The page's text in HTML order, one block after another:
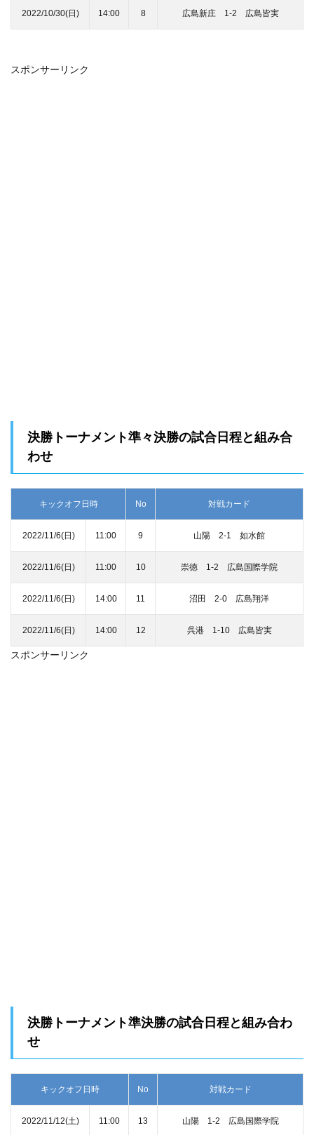
2022/10/30(日) 14:00 8 広島新庄 1-2 広島皆実
スポンサーリンク
決勝トーナメント準々決勝の試合日程と組み合
わせ
キックオフ日時 No 対戦カード
2022/11/6(日) 11:00 9 山陽 2-1 如水館
2022/11/6(日) 11:00 10 崇徳 1-2 広島国際学院
2022/11/6(日) 14:00 11 沼田 2-0 広島翔洋
2022/11/6(日) 14:00 12 呉港 1-10 広島皆実
スポンサーリンク
決勝トーナメント準決勝の試合日程と組み合わ
せ
キックオフ日時 No 対戦カード
2022/11/12(土) 11:00 13 山陽 1‐2 広島国際学院